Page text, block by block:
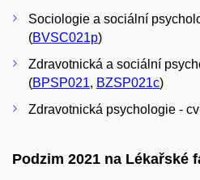
Sociologie a sociální
(BVSC021p)
Zdravotnická a sociální
(BPSP021, BZSP021c)
Zdravotnická psychologie -
Podzim 2021 na Lékařské